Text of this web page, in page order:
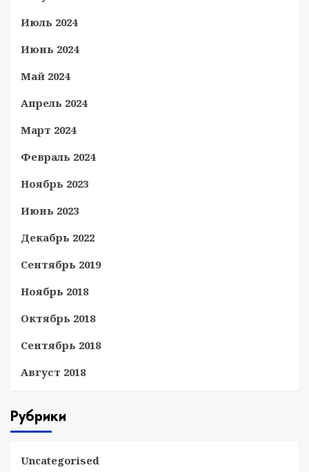
Июль 2024
Июнь 2024
Май 2024
Апрель 2024
Март 2024
Февраль 2024
Ноябрь 2023
Июнь 2023
Декабрь 2022
Сентябрь 2019
Ноябрь 2018
Октябрь 2018
Сентябрь 2018
Август 2018
Рубрики
Uncategorised